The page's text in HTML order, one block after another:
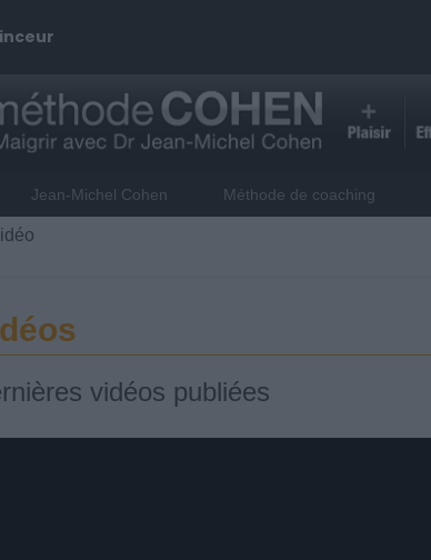
Jean-Michel Cohen Méthode de coaching
vidéos publiées